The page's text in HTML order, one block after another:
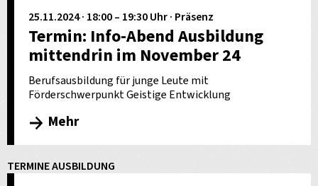
25.11.2024 · 18:00 – 19:30 Uhr · Präsenz
Termin: Info-Abend Ausbildung
mittendrin im November 24
Berufsausbildung für junge Leute mit
Förderschwerpunkt Geistige Entwicklung
Mehr
TERMINE AUSBILDUNG